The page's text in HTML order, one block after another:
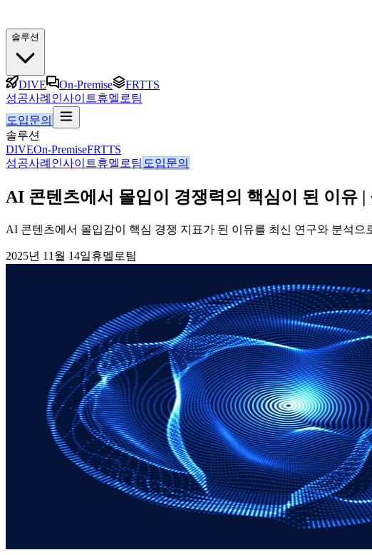
솔루션
DIVE On-Premise
FRTTS
성공사례 인사이트휴멜로팀
도입문의
솔루션
DIVEOn-PremiseFRTTS
성공사례 인사이트휴멜로팀 도입문의
AI 콘텐츠에서 몰입이 경쟁력의 핵심이 된 이유 |
AI 콘텐츠에서 몰입감이 핵심 경쟁 지표가 된 이유를 최신 연구와 분석
2025년 11월 14일휴멜로팀